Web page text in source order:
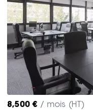
8,500 € / mois (HT)